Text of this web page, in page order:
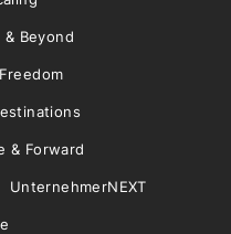
& Beyond
& Forward
UnternehmerNEXT